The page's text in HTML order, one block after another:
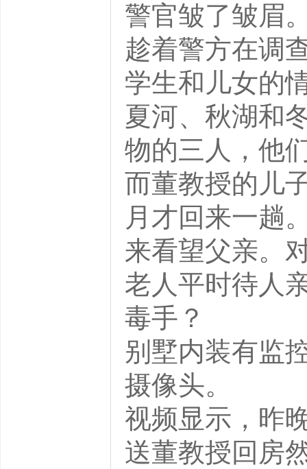
警官皱了皱眉
趁着警方在调
学生和儿女的
夏河、秋湖和
物的三人，他
而董教授的儿
月才回来一趟
来看望父亲。
老人平时待人
毒手？
别墅内装有监
摄像头。
视频显示，昨
送董教授回房